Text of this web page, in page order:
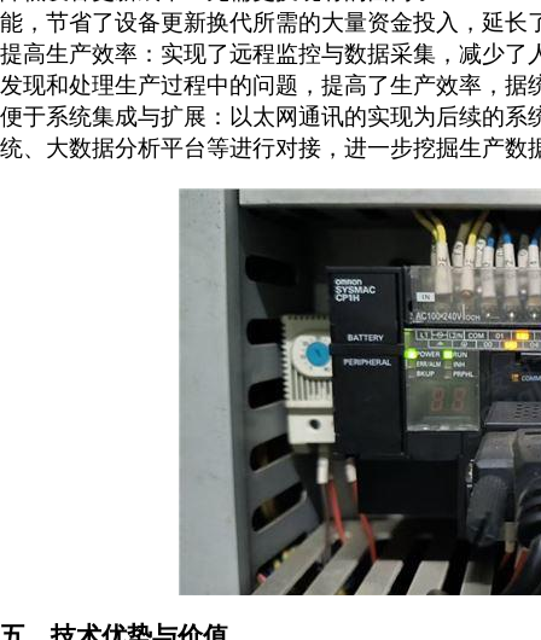
能，节省了设备更新换代所需的大量资金投入，延长
提高生产效率：实现了远程监控与数据采集，减少
发现和处理生产过程中的问题，提高了生产效率，据
便于系统集成与扩展：以太网通讯的实现为后续的
统、大数据分析平台等进行对接，进一步挖掘生产